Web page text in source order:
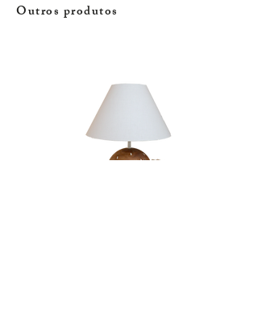
Outros produtos